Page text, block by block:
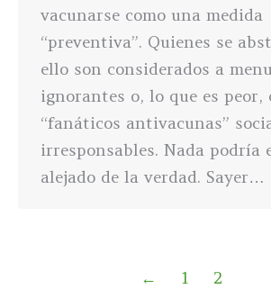
vacunarse como una medida
“preventiva”. Quienes se
ello son considerados a
ignorantes o, lo que es peor,
“fanáticos antivacunas”
irresponsables. Nada podría
alejado de la verdad. Sayer…
← 1 2